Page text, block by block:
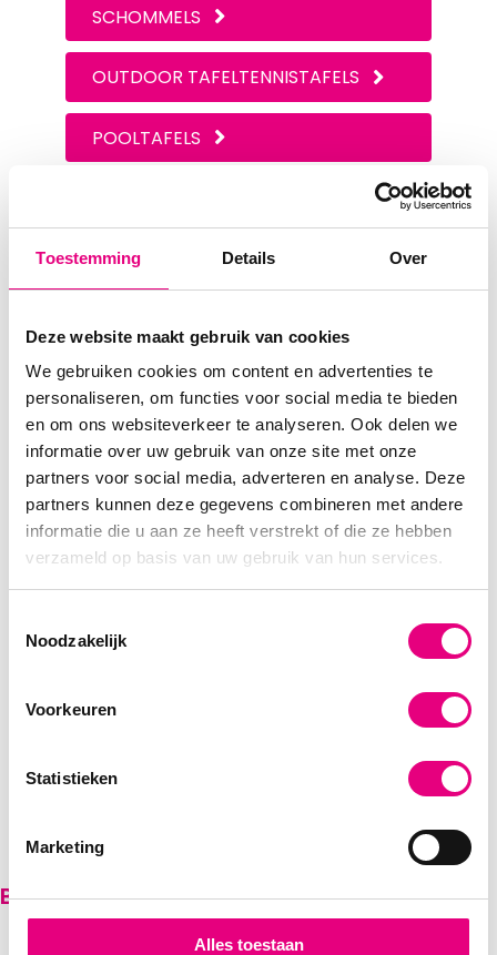
Toestemming Details Over
Deze website maakt gebruik van cookies
We gebruiken cookies om content en advertenties te
personaliseren, om functies voor social media te bieden
en om ons websiteverkeer te analyseren. Ook delen we
informatie over uw gebruik van onze site met onze
partners voor social media, adverteren en analyse. Deze
partners kunnen deze gegevens combineren met andere
informatie die u aan ze heeft verstrekt of die ze hebben
verzameld op basis van uw gebruik van hun services.
g
Noodzakelijk
Voorkeuren
Statistieken
Marketing
Alles toestaan
SCHOMMELS
OUTDOOR TAFELTENNISTAFELS
POOLTAFELS
Bekijk onze hele voorraad
Buitenspelen